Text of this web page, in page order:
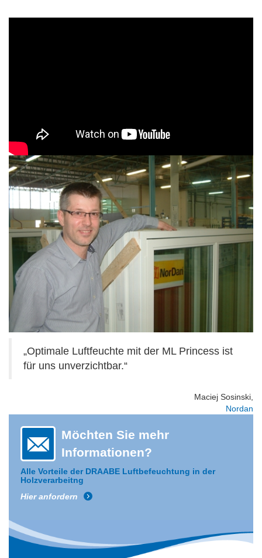
„Optimale Luftfeuchte mit der ML Princess ist
für uns unverzichtbar.“
Maciej Sosinski,
Nordan
Möchten Sie mehr
Informationen?
Alle Vorteile der DRAABE Luftbefeuchtung in der
Holzverarbeitng
Hier anfordern